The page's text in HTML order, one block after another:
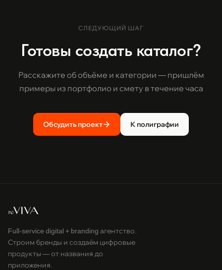
СЛЕДУЮЩИЙ ШАГ
Готовы создать каталог?
Расскажите об объёме и категории — пришлём
примеры из портфолио и смету в течение часа
Обсудить проект К полиграфии
Full-service digital + branding агентство.
Строим бренды и создаём цифровые
продукты — от названия до
приложения.